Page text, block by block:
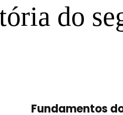
do
Fundamentos